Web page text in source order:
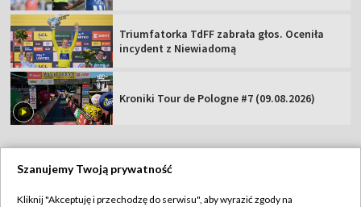
Triumfatorka TdFF zabrała głos. Oceniła
incydent z Niewiadomą
Kroniki Tour de Pologne #7 (09.08.2026)
Szanujemy Twoją prywatność
Kliknij "Akceptuję i przechodzę do serwisu", aby wyrazić zgody na